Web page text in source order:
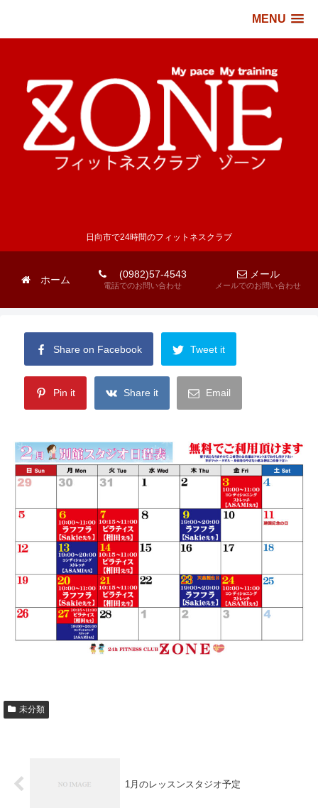
MENU
日向市で24時間のフィットネスクラブ
ホーム (0982)57-4543
電話でのお問い合わせ
メール
メールでのお問い合わせ
Share on Facebook Tweet it
Pin it Share it Email
未分類
1月のレッスンスタジオ予定